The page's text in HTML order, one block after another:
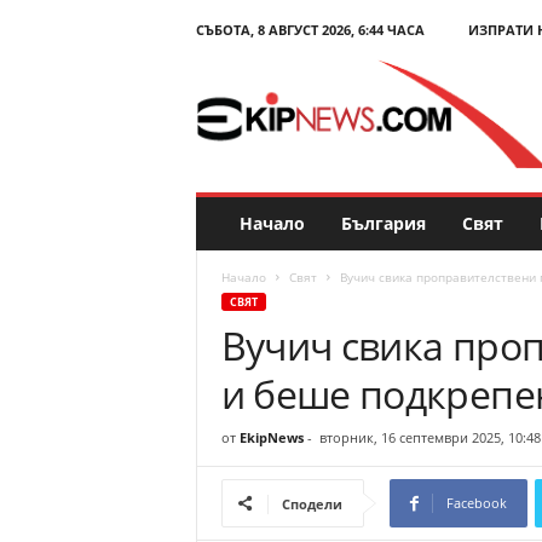
СЪБОТА, 8 АВГУСТ 2026, 6:44 ЧАСА ИЗПРАТИ
E
p
N
н
Начало България Свят
Начало Свят Вучич свика
СВЯТ
Вучич свика
и беше
от EkipNews- вторник, 16 септември 2025, 10:48
Сподели Facebook